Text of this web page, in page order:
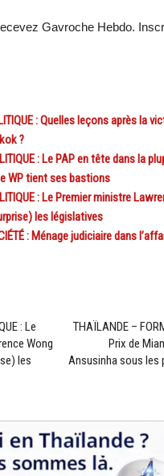
Gavroche Hebdo.
: Quelles leçons après la
?
: Le PAP en tête dans la
WP tient ses bastions
: Le Premier ministre
les législatives
: Ménage judiciaire dans
: Le
Wong
les
THAÏLANDE –
Prix de
Ansusinha sous les